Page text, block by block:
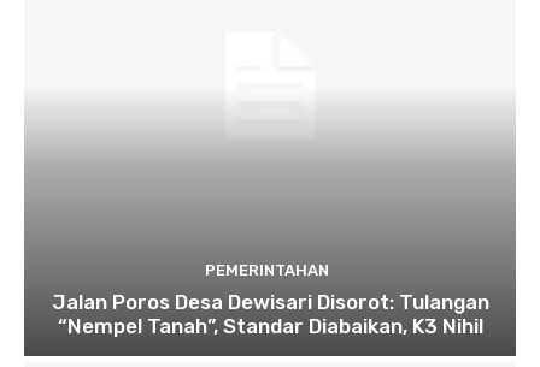
PEMERINTAHAN
Jalan Poros Desa Dewisari Disorot: Tulangan
“Nempel Tanah”, Standar Diabaikan, K3 Nihil